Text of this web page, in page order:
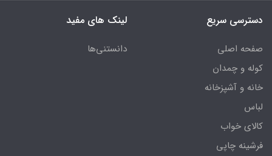
دسترسی سریع
صفحه اصلی
کوله و چمدان
خانه و آشپزخانه
لباس
کالای خواب
فرشینه چاپی
لینک های مفید
دانستنی‌ها